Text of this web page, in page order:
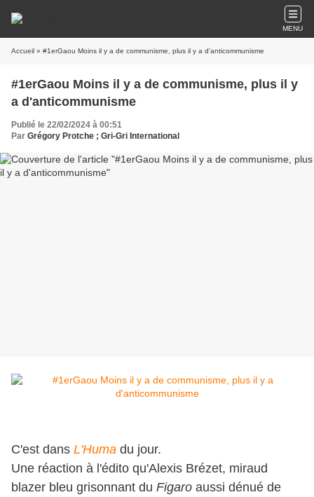
MENU
Accueil » #1erGaou Moins il y a de communisme, plus il y a d'anticommunisme
#1erGaou Moins il y a de communisme, plus il y
a d'anticommunisme
Publié le 22/02/2024 à 00:51
Par Grégory Protche ; Gri-Gri International
C'est dans L'Huma du jour.
Une réaction à l'édito qu'Alexis Brézet, miraud
blazer bleu grisonnant du Figaro aussi dénué de